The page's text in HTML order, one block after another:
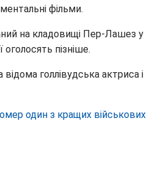
фільми.
на кладовищі Пер-Лашез у
пізніше.
голлівудська актриса і
один з кращих військових